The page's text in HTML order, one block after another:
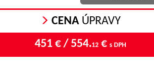
CENAÚPRAVY
451 € / 554.12€ s DPH